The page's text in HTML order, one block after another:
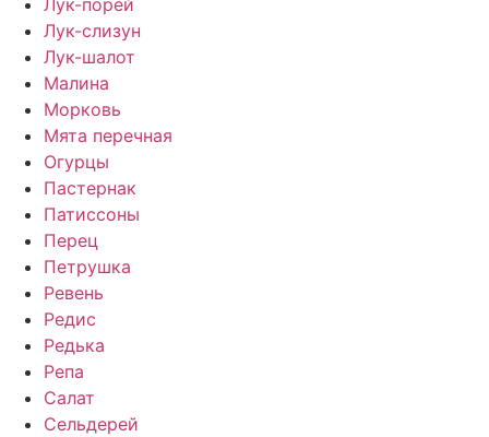
Лук-слизун
Лук-шалот
Малина
Морковь
Мята перечная
Огурцы
Пастернак
Патиссоны
Перец
Петрушка
Ревень
Редис
Редька
Репа
Салат
Сельдерей